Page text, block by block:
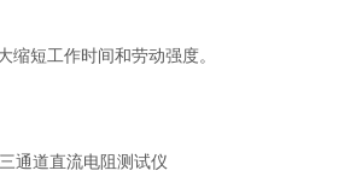
短工作时间和劳动强度。